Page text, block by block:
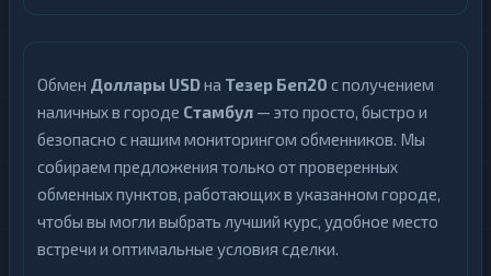
Обмен Доллары USDна Тезер Беп20 с получением
наличных в городе Стамбул — это просто, быстро и
безопасно с нашим мониторингом обменников. Мы
собираем предложения только от проверенных
обменных пунктов, работающих в указанном городе,
чтобы вы могли выбрать лучший курс, удобное место
встречи и оптимальные условия сделки.